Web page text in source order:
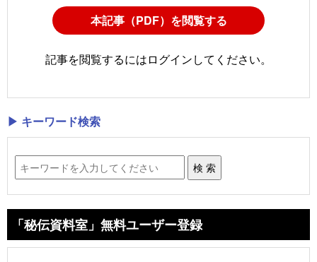
本記事（PDF）を閲覧する
記事を閲覧するにはログインしてください。
▶ キーワード検索
「秘伝資料室」無料ユーザー登録